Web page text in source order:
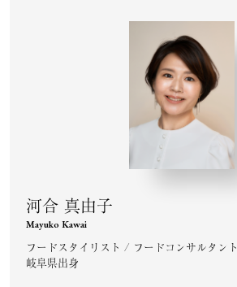
河合 真由子
Mayuko Kawai
フードスタイリスト / フードコンサルタント
岐阜県出身